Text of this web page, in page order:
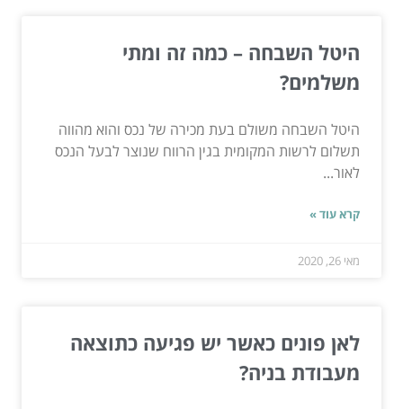
היטל השבחה – כמה זה ומתי
משלמים?
היטל השבחה משולם בעת מכירה של נכס והוא מהווה
תשלום לרשות המקומית בגין הרווח שנוצר לבעל הנכס
לאור...
קרא עוד »
מאי 26, 2020
לאן פונים כאשר יש פגיעה כתוצאה
מעבודת בניה?